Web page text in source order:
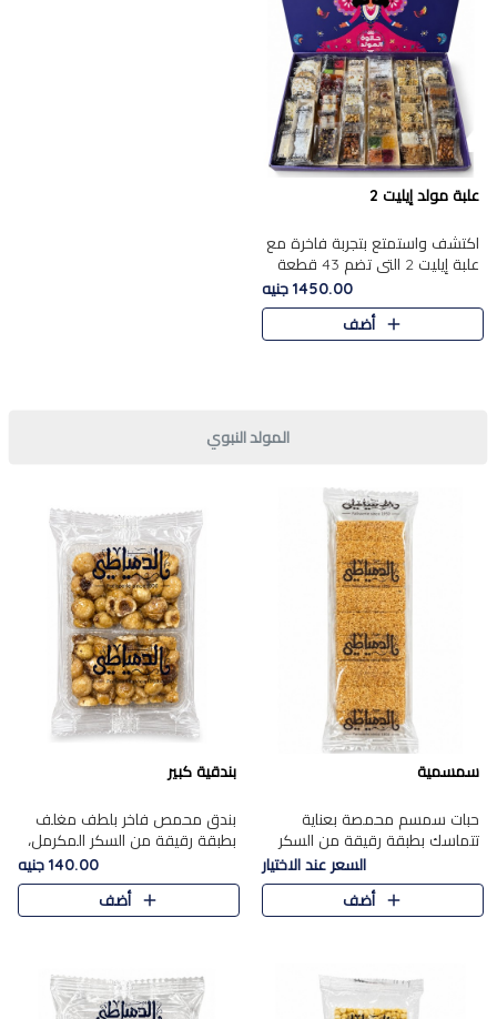
علبة مولد إيليت 2
اكتشف واستمتع بتجربة فاخرة مع
علبة إيليت 2 التي تضم 43 قطعة
تشكيلة من أرقى حلويات المولد
الشرقية المصرية الأصيلة ,معروضة
بشكل جميل في علبة أ..
1450.00 جنيه
أضف
المولد النبوي
سمسمية
حبات سمسم محمصة بعناية
تتماسك بطبقة رقيقة من السكر
المكرمل، لتقدم طعم السمسم
المميز وقرمشتة التي ارتبطت ببهجة
المولد عبر الأجيال.
السعر عند الاختيار
أضف
بندقية كبير
بندق محمص فاخر بلطف مغلف
بطبقة رقيقة من السكر المكرمل،
يجمع بين النكهة الغنية ناتي
والقرمشة الراقية المرضية في
حلوى شرقية أنيقه بطابع مميز.
140.00 جنيه
أضف